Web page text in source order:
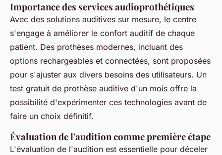
Importance des services audioprothétiques
Avec des solutions auditives sur mesure, le centre
s'engage à améliorer le confort auditif de chaque
patient. Des prothèses modernes, incluant des
options rechargeables et connectées, sont proposées
pour s'ajuster aux divers besoins des utilisateurs. Un
test gratuit de prothèse auditive d'un mois offre la
possibilité d'expérimenter ces technologies avant de
faire un choix définitif.
Évaluation de l'audition comme première étape
L'évaluation de l'audition est essentielle pour déceler